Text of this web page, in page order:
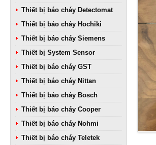
Thiết bị báo cháy Detectomat
Thiết bị báo cháy Hochiki
Thiết bị báo cháy Siemens
Thiết bị System Sensor
Thiết bị báo cháy GST
Thiết bị báo cháy Nittan
Thiết bị báo cháy Bosch
Thiết bị báo cháy Cooper
Thiết bị báo cháy Nohmi
Thiết bị báo cháy Teletek